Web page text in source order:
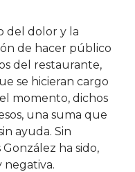
del dolor y la
de hacer público
del restaurante,
se hicieran cargo
momento, dichos
una suma que
ayuda. Sin
ha sido,
negativa.